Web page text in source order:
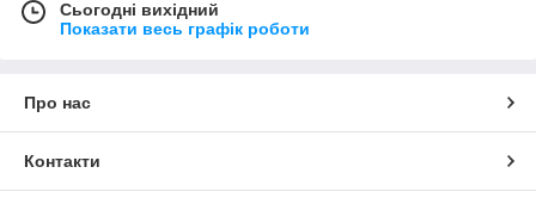
Сьогодні вихідний
Показати весь графік роботи
Про нас
Контакти